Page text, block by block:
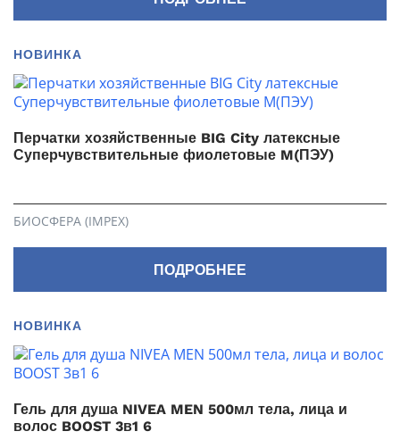
НОВИНКА
Перчатки хозяйственные BIG City латексные
Суперчувствительные фиолетовые M(ПЭУ)
БИОСФЕРА (IMPEX)
ПОДРОБНЕЕ
НОВИНКА
Гель для душа NIVEA MEN 500мл тела, лица и
волос BOOST 3в1 6